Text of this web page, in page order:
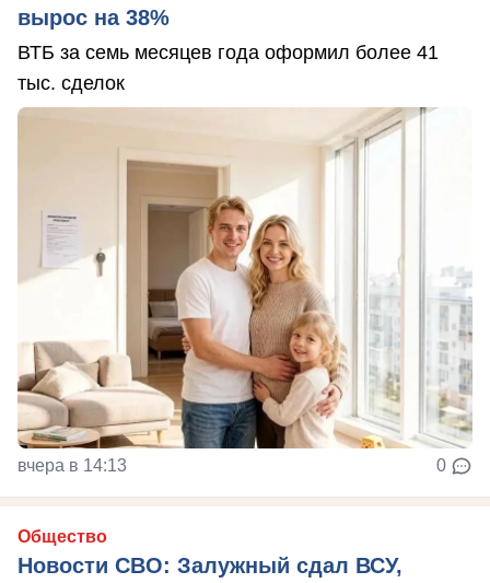
вырос на 38%
ВТБ за семь месяцев года оформил более 41
тыс. сделок
вчера в 14:13 0
Общество
Новости СВО: Залужный сдал ВСУ,